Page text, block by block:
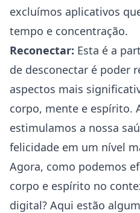
excluímos aplicativos
tempo e concentração.
Reconectar: Esta é a
de desconectar é poder
aspectos mais
corpo, mente e espírito.
estimulamos a nossa
felicidade em um nível
Agora, como podemos
corpo e espírito no
digital? Aqui estão